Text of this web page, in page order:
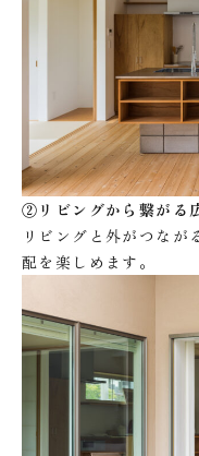
②リビングから繋がる
リビングと外がつなが
配を楽しめます。